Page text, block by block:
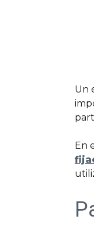
Un
En